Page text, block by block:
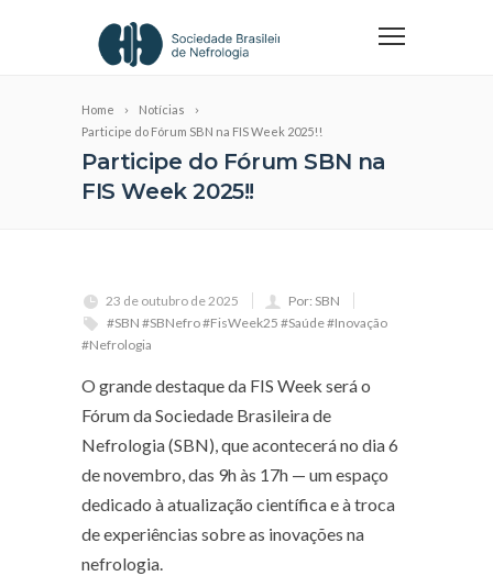
Home
Notícias
Participe do Fórum SBN na FIS Week 2025!!
Participe do Fórum SBN na
FIS Week 2025!!
23 de outubro de 2025
Por: SBN
#SBN #SBNefro #FisWeek25 #Saúde #Inovação
#Nefrologia
O grande destaque da FIS Week será o
Fórum da Sociedade Brasileira de
Nefrologia (SBN), que acontecerá no dia 6
de novembro, das 9h às 17h — um espaço
dedicado à atualização científica e à troca
de experiências sobre as inovações na
nefrologia.